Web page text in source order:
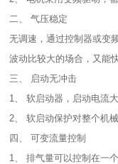
二、 气压稳定
无调速，通过控制器或变
波动比较大的场合，又能
三、 启动无冲击
1、 软启动器，启动电流
2、 软启动保护对整个机
四、 可变流量控制
1、 排气量可以控制在一